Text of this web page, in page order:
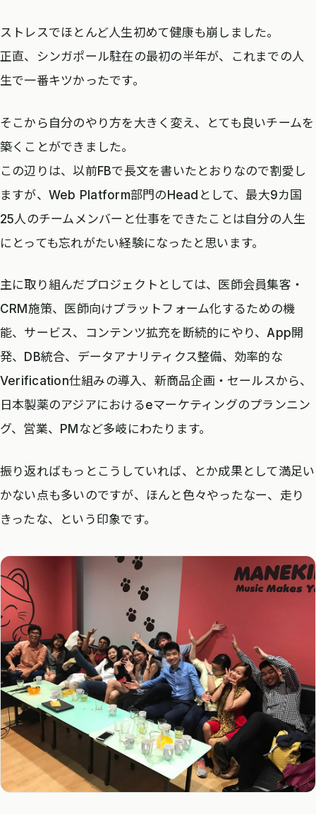
ストレスでほとんど人生初めて健康も崩しました。
正直、シンガポール駐在の最初の半年が、これまでの人
生で一番キツかったです。
そこから自分のやり方を大きく変え、とても良いチームを
築くことができました。
この辺りは、以前FBで長文を書いたとおりなので割愛し
ますが、Web Platform部門のHeadとして、最大9カ国
25人のチームメンバーと仕事をできたことは自分の人生
にとっても忘れがたい経験になったと思います。
主に取り組んだプロジェクトとしては、医師会員集客・
CRM施策、医師向けプラットフォーム化するための機
能、サービス、コンテンツ拡充を断続的にやり、App開
発、DB統合、データアナリティクス整備、効率的な
Verification仕組みの導入、新商品企画・セールスから、
日本製薬のアジアにおけるeマーケティングのプランニン
グ、営業、PMなど多岐にわたります。
振り返ればもっとこうしていれば、とか成果として満足い
かない点も多いのですが、ほんと色々やったなー、走り
きったな、という印象です。